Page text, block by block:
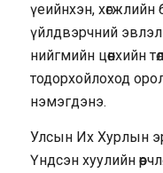
үеийнхэн,
үйлдвэрчний эвлэл
нийгмийн цөөнхийн
тодорхойлоход
нэмэгдэнэ.
Улсын Их Хурлын
Үндсэн хуулийн